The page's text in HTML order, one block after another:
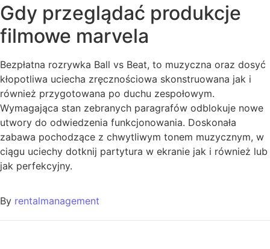
Gdy przeglądać produkcje
filmowe marvela
Bezpłatna rozrywka Ball vs Beat, to muzyczna oraz dosyć
kłopotliwa uciecha zręcznościowa skonstruowana jak i
również przygotowana po duchu zespołowym.
Wymagająca stan zebranych paragrafów odblokuje nowe
utwory do odwiedzenia funkcjonowania. Doskonała
zabawa pochodzące z chwytliwym tonem muzycznym, w
ciągu uciechy dotknij partytura w ekranie jak i również lub
jak perfekcyjny.
By rentalmanagement